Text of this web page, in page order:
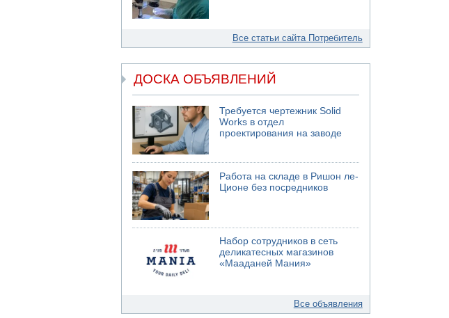
Все статьи сайта Потребитель
ДОСКА ОБЪЯВЛЕНИЙ
Требуется чертежник Solid
Works в отдел
проектирования на заводе
Работа на складе в Ришон ле-
Ционе без посредников
Набор сотрудников в сеть
деликатесных магазинов
«Мааданей Мания»
Все объявления